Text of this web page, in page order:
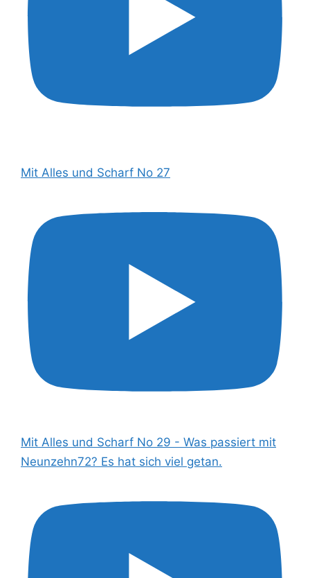
Mit Alles und Scharf No 27
Mit Alles und Scharf No 29 - Was passiert mit
Neunzehn72? Es hat sich viel getan.